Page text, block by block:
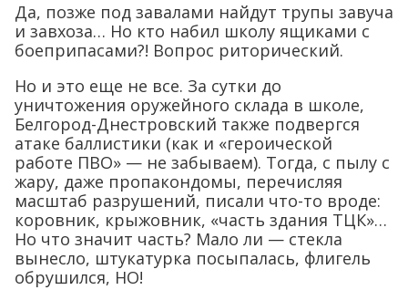
Да, позже под завалами найдут трупы завуча
и завхоза… Но кто набил школу ящиками с
боеприпасами?! Вопрос риторический.
Но и это еще не все. За сутки до
уничтожения оружейного склада в школе,
Белгород-Днестровский также подвергся
атаке баллистики (как и «героической
работе ПВО» — не забываем). Тогда, с пылу с
жару, даже пропакондомы, перечисляя
масштаб разрушений, писали что-то вроде:
коровник, крыжовник, «часть здания ТЦК»…
Но что значит часть? Мало ли — стекла
вынесло, штукатурка посыпалась, флигель
обрушился, НО!